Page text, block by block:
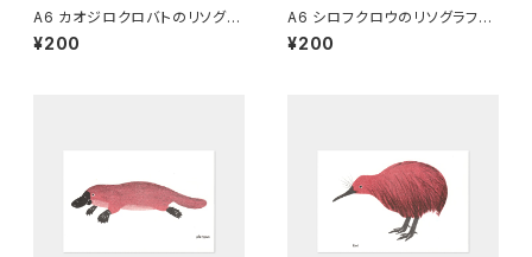
A6 カオジロクロバトのリソグラ
フ
¥200
A6 シロフクロウのリソグラフ
[マーメイド]
¥200